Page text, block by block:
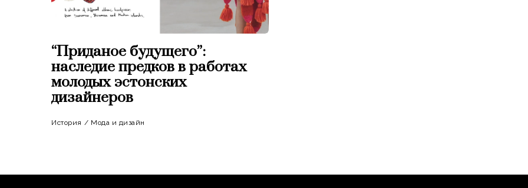
“Приданое будущего”:
наследие предков в работах
молодых эстонских
дизайнеров
История / Мода и дизайн